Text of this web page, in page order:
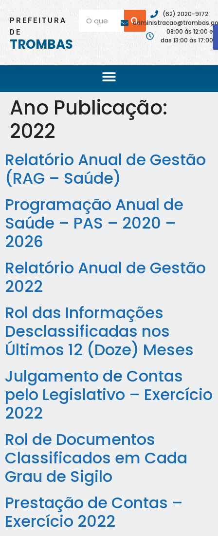
PREFEITURA
DE
TROMBAS
(62) 2020-9172
08:00 às 12:00 e
das 13:00 às 17:00
Ano Publicação:
2022
Relatório Anual de Gestão
(RAG – Saúde)
Programação Anual de
Saúde – PAS – 2020 –
2026
Relatório Anual de Gestão
2022
Rol das Informações
Desclassificadas nos
Últimos 12 (Doze) Meses
Julgamento de Contas
pelo Legislativo – Exercício
2022
Rol de Documentos
Classificados em Cada
Grau de Sigilo
Prestação de Contas –
Exercício 2022